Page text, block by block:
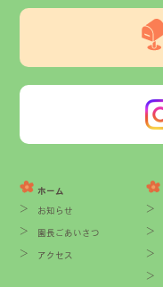
ホーム
お知らせ
園長ごあいさつ
アクセス